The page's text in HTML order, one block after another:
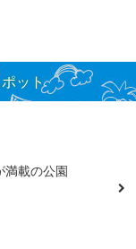
ット
満載の公園